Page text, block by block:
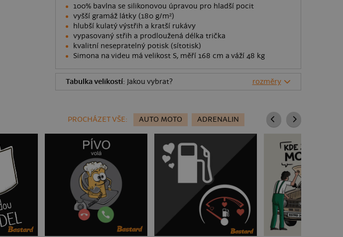
100% bavlna se silikonovou úpravou pro hladší pocit
vyšší gramáž látky (180 g/m²)
hlubší kulatý výstřih a kratší rukávy
vypasovaný střih a prodloužená délka trička
kvalitní nesepratelný potisk (sítotisk)
Simona na videu má velikost S, měří 168 cm a váží 48 kg
Tabulka velikostí: Jakou vybrat? rozměry
PROCHÁZET VŠE: AUTO MOTO ADRENALIN